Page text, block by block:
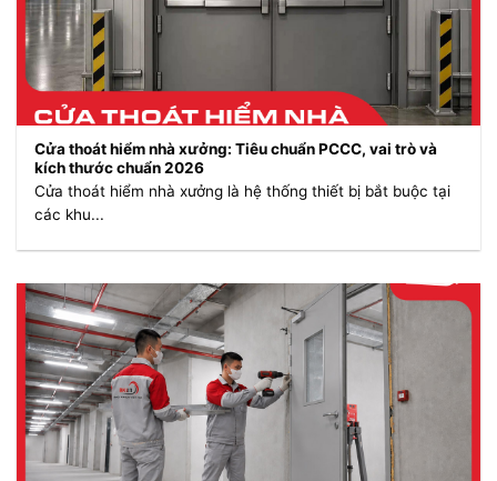
Cửa thoát hiểm nhà xưởng: Tiêu chuẩn PCCC, vai trò và
kích thước chuẩn 2026
Cửa thoát hiểm nhà xưởng là hệ thống thiết bị bắt buộc tại
các khu...